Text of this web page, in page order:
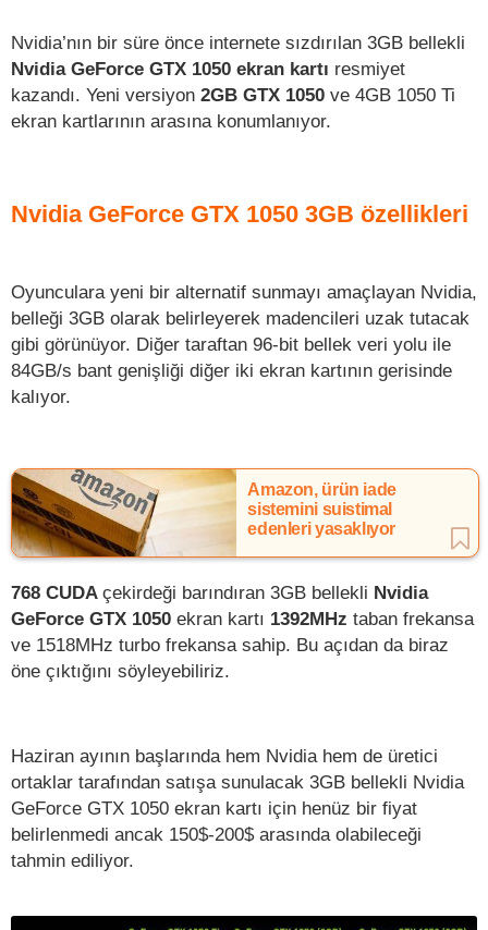
Nvidia’nın bir süre önce internete sızdırılan 3GB bellekli
Nvidia GeForce GTX 1050 ekran kartı resmiyet
kazandı. Yeni versiyon 2GB GTX 1050 ve 4GB 1050 Ti
ekran kartlarının arasına konumlanıyor.
Nvidia GeForce GTX 1050 3GB özellikleri
Oyunculara yeni bir alternatif sunmayı amaçlayan Nvidia,
belleği 3GB olarak belirleyerek madencileri uzak tutacak
gibi görünüyor. Diğer taraftan 96-bit bellek veri yolu ile
84GB/s bant genişliği diğer iki ekran kartının gerisinde
kalıyor.
Amazon, ürün iade
sistemini suistimal
edenleri yasaklıyor
768 CUDA çekirdeği barındıran 3GB bellekli Nvidia
GeForce GTX 1050 ekran kartı 1392MHz taban frekansa
ve 1518MHz turbo frekansa sahip. Bu açıdan da biraz
öne çıktığını söyleyebiliriz.
Haziran ayının başlarında hem Nvidia hem de üretici
ortaklar tarafından satışa sunulacak 3GB bellekli Nvidia
GeForce GTX 1050 ekran kartı için henüz bir fiyat
belirlenmedi ancak 150$-200$ arasında olabileceği
tahmin ediliyor.